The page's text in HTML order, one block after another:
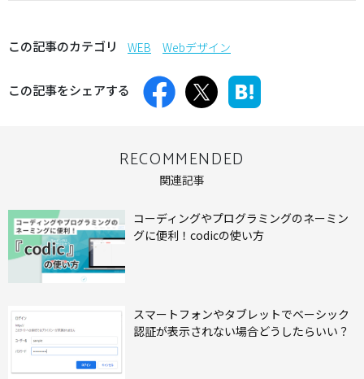
この記事のカテゴリ WEB Webデザイン
この記事をシェアする
RECOMMENDED
関連記事
コーディングやプログラミングのネーミン
グに便利！codicの使い方
スマートフォンやタブレットでベーシック
認証が表示されない場合どうしたらいい？